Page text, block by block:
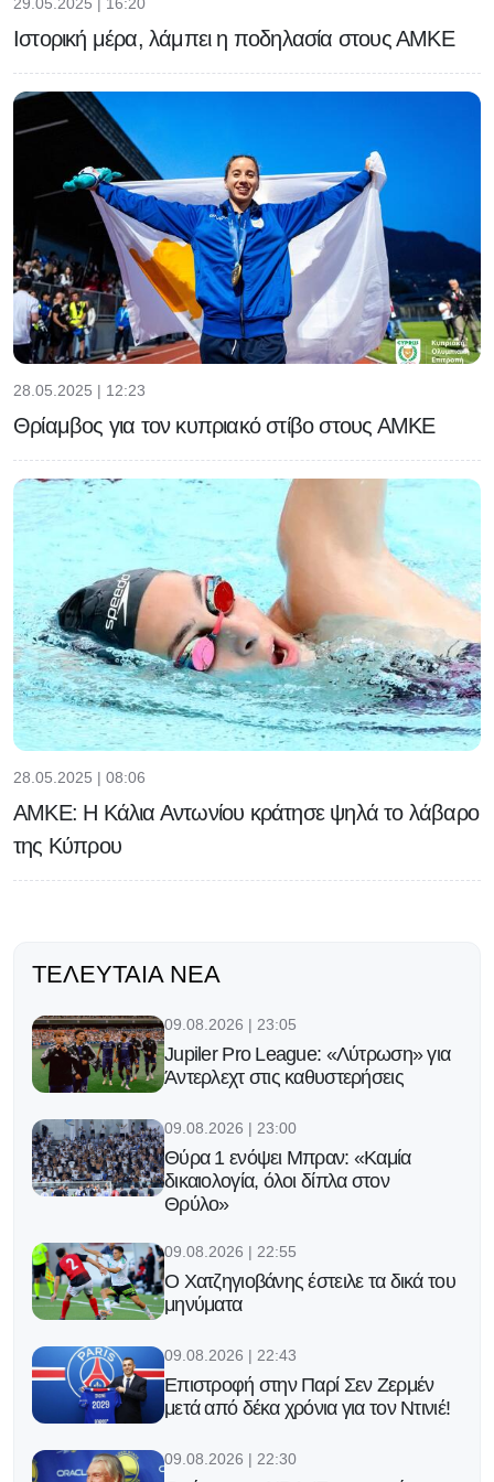
Ιστορική μέρα, λάμπει η ποδηλασία στους ΑΜΚΕ
28.05.2025 | 12:23
Θρίαμβος για τον κυπριακό στίβο στους ΑΜΚΕ
28.05.2025 | 08:06
ΑΜΚΕ: Η Κάλια Αντωνίου κράτησε ψηλά το λάβαρο
της Κύπρου
ΤΕΛΕΥΤΑΊΑ ΝΈΑ
09.08.2026 | 23:05
Jupiler Pro League: «Λύτρωση» για
Άντερλεχτ στις καθυστερήσεις
09.08.2026 | 23:00
Θύρα 1 ενόψει Μπραν: «Καμία
δικαιολογία, όλοι δίπλα στον
Θρύλο»
09.08.2026 | 22:55
Ο Χατζηγιοβάνης έστειλε τα δικά του
μηνύματα
09.08.2026 | 22:43
Επιστροφή στην Παρί Σεν Ζερμέν
μετά από δέκα χρόνια για τον Ντινιέ!
09.08.2026 | 22:30